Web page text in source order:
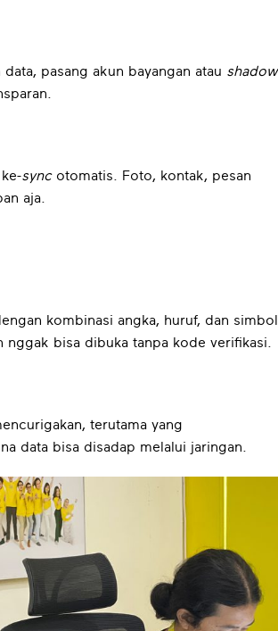
pasang akun bayangan atau shadow
syncotomatis. Foto, kontak, pesan
aja.
kombinasi angka, huruf, dan simbol
nggak bisa dibuka tanpa kode verifikasi.
terutama yang
data bisa disadap melalui jaringan.